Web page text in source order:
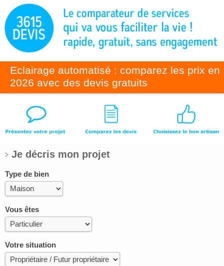
Eclairage automatisé : comparez les prix en
2026 avec des devis gratuits
Je décris mon projet
Type de bien
Vous êtes
Votre situation